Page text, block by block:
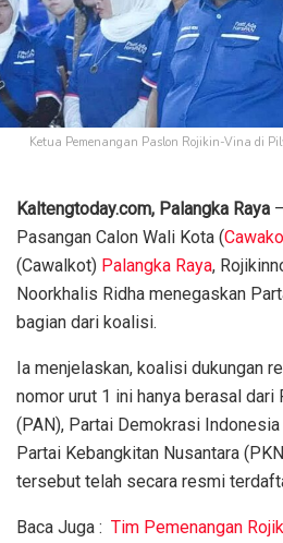
Ketua Pemenangan Paslon Rojikin-Vina di
Kaltengtoday.com, Palangka Raya
Pasangan Calon Wali Kota (
(Cawalkot) Palangka Raya,
Noorkhalis Ridha menegaskan
bagian dari koalisi.
Ia menjelaskan, koalisi dukungan
nomor urut 1 ini hanya berasal dari
(PAN), Partai Demokrasi
Partai Kebangkitan Nusantara
tersebut telah secara resmi
Baca Juga : Tim Pemenangan